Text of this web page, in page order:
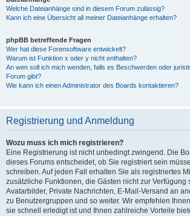
Welche Dateianhänge sind in diesem Forum zulässig?
Kann ich eine Übersicht all meiner Dateianhänge erhalten?
phpBB betreffende Fragen
Wer hat diese Forensoftware entwickelt?
Warum ist Funktion x oder y nicht enthalten?
An wen soll ich mich wenden, falls es Beschwerden oder
Forum gibt?
Wie kann ich einen Administrator des Boards kontaktieren?
Registrierung und Anmeldung
Wozu muss ich mich registrieren?
Eine Registrierung ist nicht unbedingt zwingend. Die
dieses Forums entscheidet, ob Sie registriert sein
schreiben. Auf jeden Fall erhalten Sie als registriertes
zusätzliche Funktionen, die Gästen nicht zur Verfügung
Avatarbilder, Private Nachrichten, E-Mail-Versand an
zu Benutzergruppen und so weiter. Wir empfehlen
sie schnell erledigt ist und Ihnen zahlreiche Vorteile